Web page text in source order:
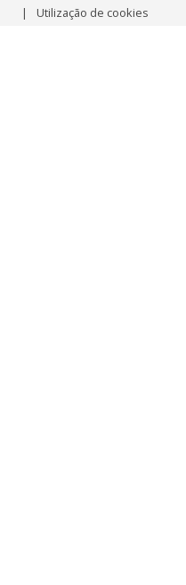
Utilização de cookies